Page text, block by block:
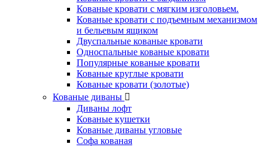
Кованые кровати с мягким изголовьем.
Кованые кровати с подъемным механизмом
и бельевым ящиком
Двуспальные кованые кровати
Односпальные кованые кровати
Популярные кованые кровати
Кованые круглые кровати
Кованые кровати (золотые)
Кованые диваны
Диваны лофт
Кованые кушетки
Кованые диваны угловые
Софа кованая